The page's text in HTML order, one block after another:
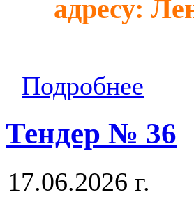
адресу:
Подробнее
Тендер № 36
17.06.2026 г.